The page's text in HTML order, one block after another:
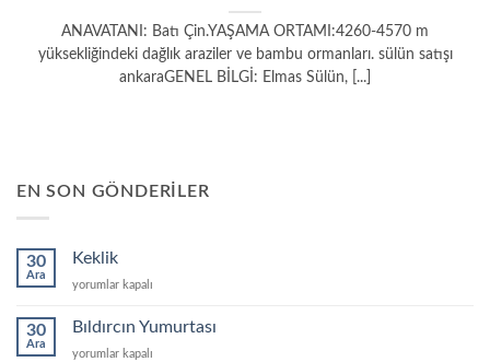
ANAVATANI: Batı Çin.YAŞAMA ORTAMI:4260-4570 m
yüksekliğindeki dağlık araziler ve bambu ormanları. sülün satışı
ankaraGENEL BİLGİ: Elmas Sülün, [...]
EN SON GÖNDERILER
30
Ara
Keklik
Keklik
yorumlar kapalı
30
Ara
Bıldırcın Yumurtası
Bıldırcın
yorumlar kapalı